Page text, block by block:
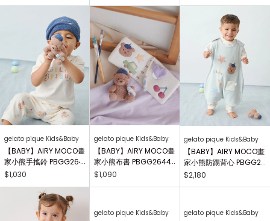
gelato pique Kids&Baby
【BABY】AIRY MOCO畫
家小熊手搖鈴 PBGG264
414
$1,030
gelato pique Kids&Baby
【BABY】AIRY MOCO畫
家小熊布書 PBGG26441
8
$1,090
gelato pique Kids&Baby
【BABY】AIRY MOCO畫
家小熊防踢背心 PBGG2
64465
$2,180